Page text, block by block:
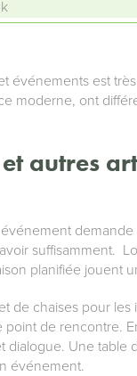
événements est
moderne, ont
autres
suffisamment.
planifiée jouent
de chaises pour
de rencontre.
dialogue. Une table
événement.